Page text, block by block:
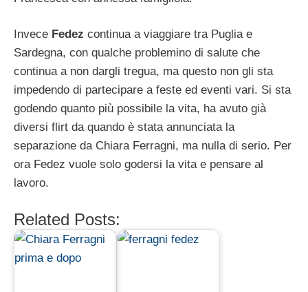
Invece Fedez continua a viaggiare tra Puglia e
Sardegna, con qualche problemino di salute che
continua a non dargli tregua, ma questo non gli sta
impedendo di partecipare a feste ed eventi vari. Si sta
godendo quanto più possibile la vita, ha avuto già
diversi flirt da quando è stata annunciata la
separazione da Chiara Ferragni, ma nulla di serio. Per
ora Fedez vuole solo godersi la vita e pensare al
lavoro.
Related Posts: